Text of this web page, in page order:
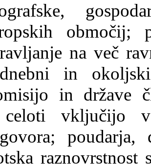
območij;
na več
in
in države
vključijo v
poudarja,